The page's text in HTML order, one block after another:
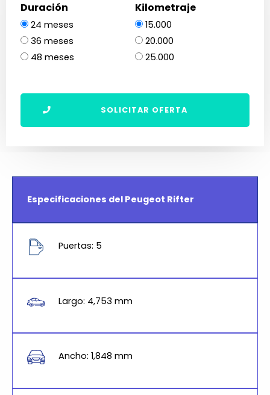
Duración
24 meses
36 meses
48 meses
Kilometraje
15.000
20.000
25.000
SOLICITAR OFERTA
Especificaciones del Peugeot Rifter
Puertas: 5
Largo: 4,753 mm
Ancho: 1,848 mm